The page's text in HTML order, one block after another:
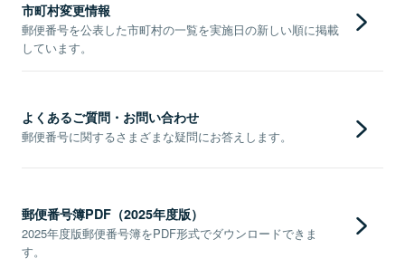
市町村変更情報
郵便番号を公表した市町村の一覧を実施日の新しい順に掲載
しています。
よくあるご質問・お問い合わせ
郵便番号に関するさまざまな疑問にお答えします。
郵便番号簿PDF（2025年度版）
2025年度版郵便番号簿をPDF形式でダウンロードできま
す。